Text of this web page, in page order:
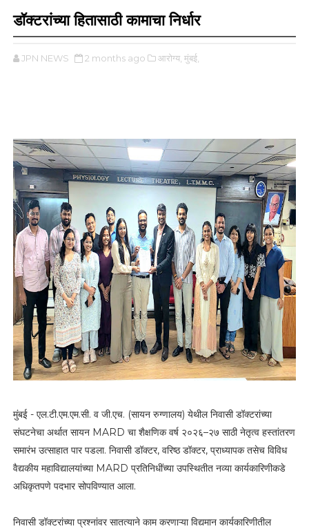
डॉक्टरांच्या हितासाठी कामाचा निर्धार
JPN NEWS 2 months ago आरोग्य, मुंबई,
मुंबई - एल.टी.एम.एम.सी. व जी.एच. (सायन रुग्णालय) येथील निवासी डॉक्टरांच्या
संघटनेचा अर्थात सायन MARD चा शैक्षणिक वर्ष २०२६–२७ साठी नेतृत्व हस्तांतरण
समारंभ उत्साहात पार पडला. निवासी डॉक्टर, वरिष्ठ डॉक्टर, प्राध्यापक तसेच विविध
वैद्यकीय महाविद्यालयांच्या MARD प्रतिनिधींच्या उपस्थितीत नव्या कार्यकारिणीकडे
अधिकृतपणे पदभार सोपविण्यात आला.
निवासी डॉक्टरांच्या प्रश्नांवर सातत्याने काम करणाऱ्या विद्यमान कार्यकारिणीतील